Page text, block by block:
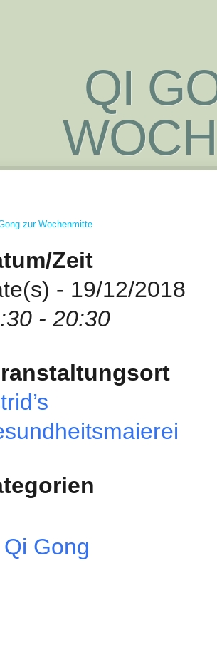
QI
Zeit
- 19/12/2018
- 20:30
Qi Gong